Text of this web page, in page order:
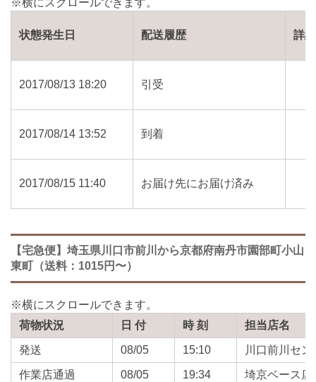
状態発生日 配送履歴 詳細
2017/08/13 18:20 引受
2017/08/14 13:52 到着
2017/08/15 11:40 お届け先にお届け済み
【宅急便】埼玉県川口市前川から京都府南丹市園部町小山
東町（送料：1015円〜）
荷物状況 日 付 時 刻 担当店名
発送 08/05 15:10 川口前川セン
作業店通過 08/05 19:34 埼京ベース店